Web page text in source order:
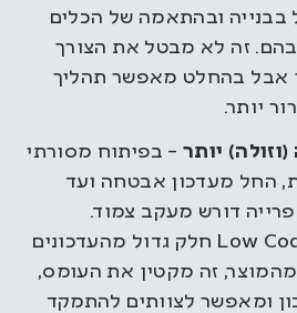
ובהתאמה של הכלים
זה לא מבטל את הצורך
אבל בהחלט מאפשר תהליך
יותר.
יותר – בפיתוח מסורתי
החל מעדכון אבטחה ועד
דורש מעקב צמוד.
בפלטפורמות Low Code חלק גדול מהעדכונים
זה מקטין את העומס,
ומאפשר לצוותים להתמקד